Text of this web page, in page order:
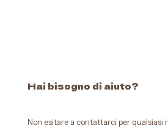
Hai bisogno di aiuto?
Non esitare a contattarci per qualsiasi